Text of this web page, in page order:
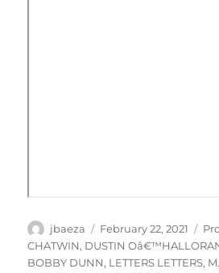
Author
jbaeza
Posted
on
February 22, 2021
CHATWIN, DUSTIN
BOBBY DUNN, LETTERS LETTERS,